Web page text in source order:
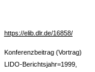
https://elib.dlr.de/16858/
Konferenzbeitrag (Vortrag)
LIDO-Berichtsjahr=1999,